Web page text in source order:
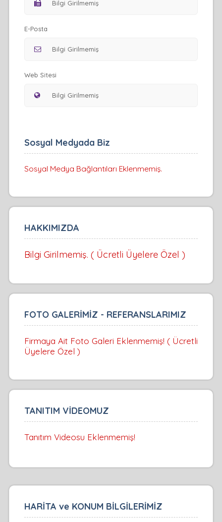
E-Posta
Web Sitesi
Sosyal Medyada Biz
Sosyal Medya Bağlantıları Eklenmemiş.
HAKKIMIZDA
Bilgi Girilmemiş. ( Ücretli Üyelere Özel )
FOTO GALERİMİZ - REFERANSLARIMIZ
Firmaya Ait Foto Galeri Eklenmemiş! ( Ücretli
Üyelere Özel )
TANITIM VİDEOMUZ
Tanıtım Videosu Eklenmemiş!
HARİTA ve KONUM BİLGİLERİMİZ